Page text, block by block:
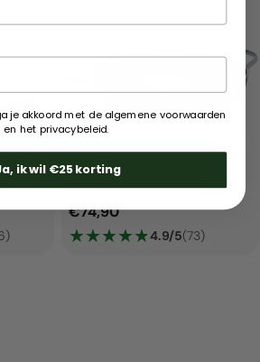
Essentials ronde Grillpan
Normale
prijs
€74,90
★
★★
★★
★★
★★
★4.9/5(73)
je akkoord met de algemene voorwaarden
en het privacybeleid.
ik wil €25 korting